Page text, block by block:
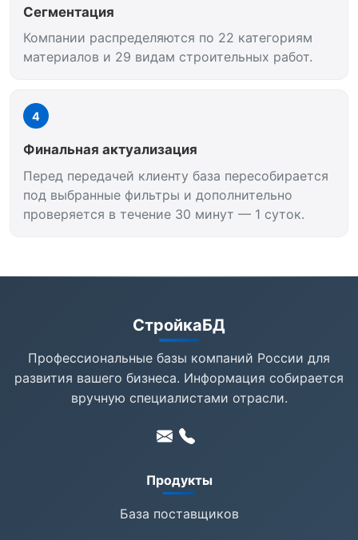
Сегментация
Компании распределяются по 22 категориям
материалов и 29 видам строительных работ.
4
Финальная актуализация
Перед передачей клиенту база пересобирается
под выбранные фильтры и дополнительно
проверяется в течение 30 минут — 1 суток.
СтройкаБД
Профессиональные базы компаний России для
развития вашего бизнеса. Информация собирается
вручную специалистами отрасли.
Продукты
База поставщиков